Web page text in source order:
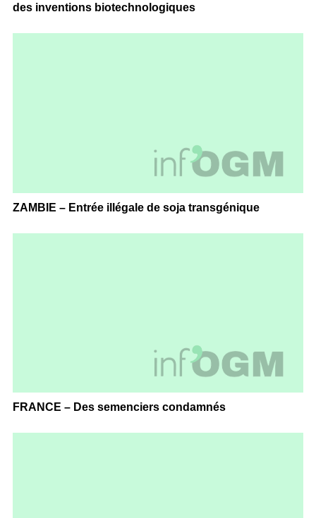
des inventions biotechnologiques
ZAMBIE – Entrée illégale de soja transgénique
FRANCE – Des semenciers condamnés